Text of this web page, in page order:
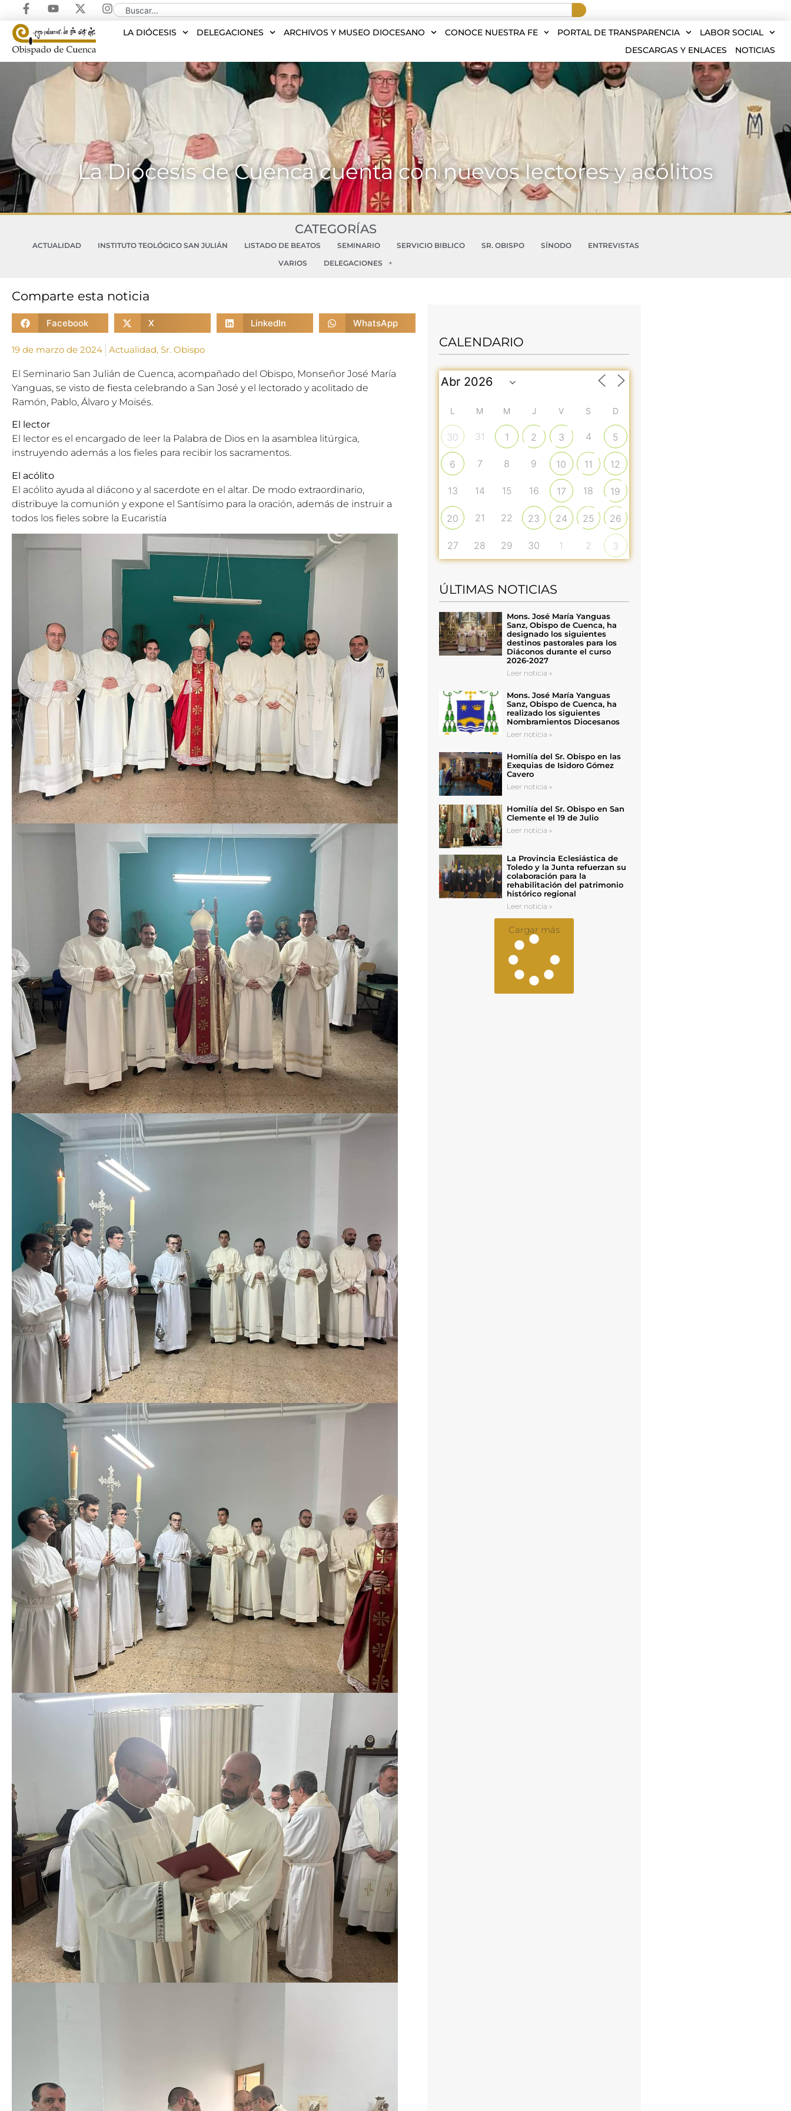
LA DIÓCESIS DELEGACIONES ARCHIVOS Y MUSEO DIOCESANO CONOCE NUESTRA FE PORTAL DE TRANSPARENCIA
LABOR SOCIAL
DESCARGAS Y ENLACES
NOTICIAS
La Diócesis de Cuenca cuenta con nuevos lectores y acólitos
CATEGORÍAS
ACTUALIDAD INSTITUTO TEOLÓGICO SAN JULIÁN LISTADO DE BEATOS SEMINARIO SERVICIO BIBLICO SR. OBISPO SÍNODO
ENTREVISTAS
VARIOS
DELEGACIONES
Comparte esta noticia
Facebook X LinkedIn WhatsApp
19 de marzo de 2024 Actualidad, Sr. Obispo
El Seminario San Julián de Cuenca, acompañado del Obispo, Monseñor José María
Yanguas, se visto de fiesta celebrando a San José y el lectorado y acolitado de
Ramón, Pablo, Álvaro y Moisés.
El lector
El lector es el encargado de leer la Palabra de Dios en la asamblea litúrgica,
instruyendo además a los fieles para recibir los sacramentos.
El acólito
El acólito ayuda al diácono y al sacerdote en el altar. De modo extraordinario,
distribuye la comunión y expone el Santísimo para la oración, además de instruir a
todos los fieles sobre la Eucaristía
CALENDARIO
L M M J V S D
30 31 1 2 3 4 5
6 7 8 9 10 11 12
13 14 15 16 17 18 19
20 21 22 23 24 25 26
27 28 29 30 1 2 3
ÚLTIMAS NOTICIAS
Mons. José María Yanguas
Sanz, Obispo de Cuenca, ha
designado los siguientes
destinos pastorales para los
Diáconos durante el curso
2026-2027
Leer noticia »
Mons. José María Yanguas
Sanz, Obispo de Cuenca, ha
realizado los siguientes
Nombramientos Diocesanos
Leer noticia »
Homilía del Sr. Obispo en las
Exequias de Isidoro Gómez
Cavero
Leer noticia »
Homilía del Sr. Obispo en San
Clemente el 19 de Julio
Leer noticia »
La Provincia Eclesiástica de
Toledo y la Junta refuerzan su
colaboración para la
rehabilitación del patrimonio
histórico regional
Leer noticia »
Cargar más